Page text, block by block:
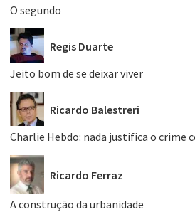
O segundo
Regis Duarte
Jeito bom de se deixar viver
Ricardo Balestreri
Charlie Hebdo: nada justifica o crime
Ricardo Ferraz
A construção da urbanidade